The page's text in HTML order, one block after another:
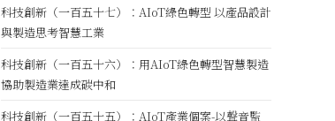
科技創新（一百五十七）：AIoT綠色轉型 以產品設計
與製造思考智慧工業
科技創新（一百五十六）：用AIoT綠色轉型智慧製造
協助製造業達成碳中和
科技創新（一百五十五）：AIoT產業個案-以聲音監